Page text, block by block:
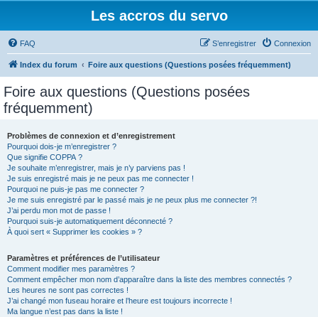
Les accros du servo
FAQ Connexion
S’enregistrer
Index du forum Foire aux questions (Questions posées fréquemment)
Foire aux questions (Questions posées
fréquemment)
Problèmes de connexion et d’enregistrement
Pourquoi dois-je m’enregistrer ?
Que signifie COPPA ?
Je souhaite m’enregistrer, mais je n’y parviens pas !
Je suis enregistré mais je ne peux pas me connecter !
Pourquoi ne puis-je pas me connecter ?
Je me suis enregistré par le passé mais je ne peux plus me connecter ?!
J’ai perdu mon mot de passe !
Pourquoi suis-je automatiquement déconnecté ?
À quoi sert « Supprimer les cookies » ?
Paramètres et préférences de l’utilisateur
Comment modifier mes paramètres ?
Comment empêcher mon nom d’apparaître dans la liste des membres connectés ?
Les heures ne sont pas correctes !
J’ai changé mon fuseau horaire et l’heure est toujours incorrecte !
Ma langue n’est pas dans la liste !